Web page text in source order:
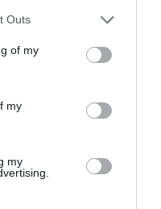
Outs
of my
my
my